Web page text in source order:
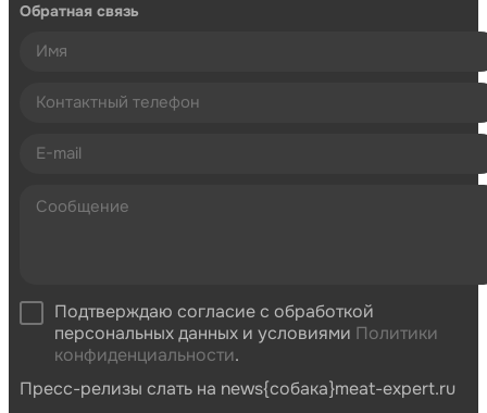
Обратная связь
Подтверждаю согласие с обработкой
персональных данных и условиями Политики
конфиденциальности.
Пресс-релизы слать на news{собака}meat-expert.ru